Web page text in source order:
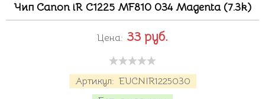
Чип Canon iR C1225 MF810 034 Magenta (7.3k)
Артикул: EUCNIR1225030
Цена: 33 руб.